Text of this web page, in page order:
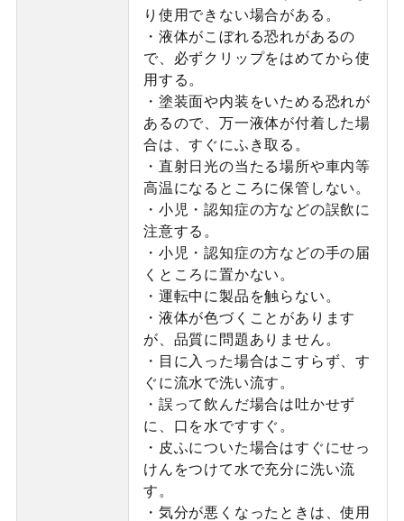
り使用できない場合がある。
・液体がこぼれる恐れがあるの
で、必ずクリップをはめてから使
用する。
・塗装面や内装をいためる恐れが
あるので、万一液体が付着した場
合は、すぐにふき取る。
・直射日光の当たる場所や車内等
高温になるところに保管しない。
・小児・認知症の方などの誤飲に
注意する。
・小児・認知症の方などの手の届
くところに置かない。
・運転中に製品を触らない。
・液体が色づくことがあります
が、品質に問題ありません。
・目に入った場合はこすらず、す
ぐに流水で洗い流す。
・誤って飲んだ場合は吐かせず
に、口を水ですすぐ。
・皮ふについた場合はすぐにせっ
けんをつけて水で充分に洗い流
す。
・気分が悪くなったときは、使用